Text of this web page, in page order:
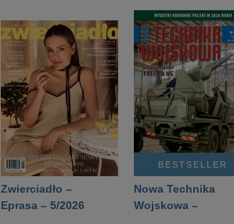
Zwierciadło –
Eprasa – 5/2026
BESTSELLER
Nowa Technika
Wojskowa –